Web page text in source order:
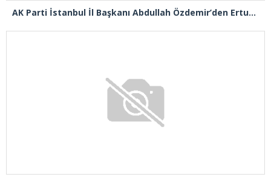
AK Parti İstanbul İl Başkanı Abdullah Özdemir’den Ertuğrul Özkök’e “Franco” tepkisi